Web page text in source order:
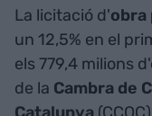
La licitació d'obra
un 12,5% en el
els 779,4 milions
de la Cambra de